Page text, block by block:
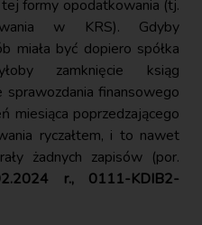
formy opodatkowania (tj.
w KRS). Gdyby
miała być dopiero spółka
zamknięcie ksiąg
sprawozdania finansowego
miesiąca poprzedzającego
ryczałtem, i to nawet
żadnych zapisów (por.
r., 0111-KDIB2-